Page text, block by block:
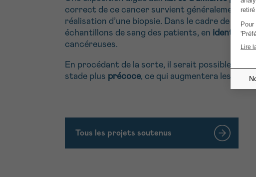
correct de ce cancer survient généralement à
réalisation d’une biopsie. Dans le cadre de ce
échantillons de sang des patients, en identifiant
cancéreuses.
En procédant de la sorte, il serait possible, à
stade plus précoce, ce qui augmentera les
Tous les projets soutenus